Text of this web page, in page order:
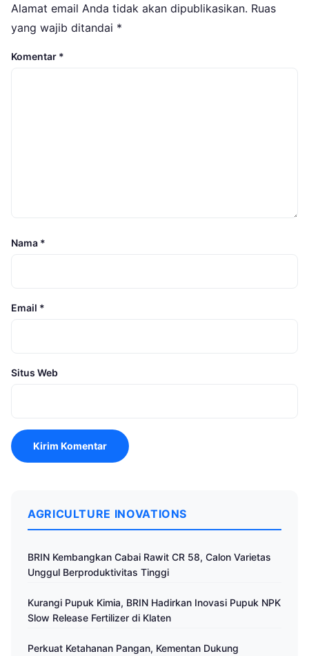
Alamat email Anda tidak akan dipublikasikan. Ruas
yang wajib ditandai *
Komentar *
Nama *
Email *
Situs Web
AGRICULTURE INOVATIONS
BRIN Kembangkan Cabai Rawit CR 58, Calon Varietas
Unggul Berproduktivitas Tinggi
Kurangi Pupuk Kimia, BRIN Hadirkan Inovasi Pupuk NPK
Slow Release Fertilizer di Klaten
Perkuat Ketahanan Pangan, Kementan Dukung